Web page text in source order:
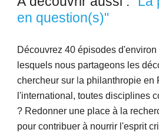
en question(s)"
Découvrez 40 épisodes
lesquels nous partageons les
chercheur sur la philanthropie en
l'international, toutes disciplines
? Redonner une place à la
pour contribuer à nourrir l'esprit